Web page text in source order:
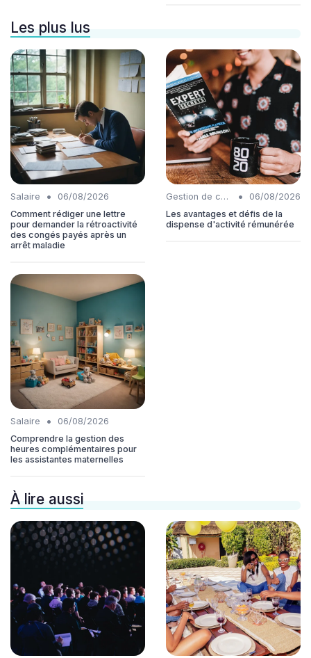
Les plus lus
Salaire •
06/08/2026
Comment rédiger une lettre
pour demander la rétroactivité
des congés payés après un
arrêt maladie
Gestion de carrière •
06/08/2026
Les avantages et défis de la
dispense d'activité rémunérée
Salaire •
06/08/2026
Comprendre la gestion des
heures complémentaires pour
les assistantes maternelles
À lire aussi